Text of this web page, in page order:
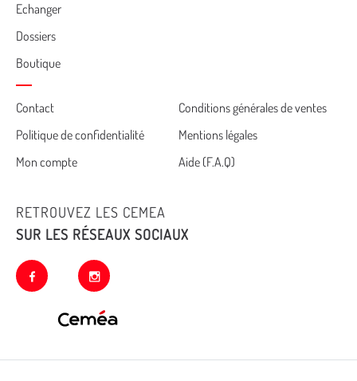
Echanger
Dossiers
Boutique
Cemea
footer
Contact
Conditions générales de ventes
Politique de confidentialité
Mentions légales
Mon compte
Aide (F.A.Q)
RETROUVEZ LES CEMEA
SUR LES RÉSEAUX SOCIAUX
facebook instagram